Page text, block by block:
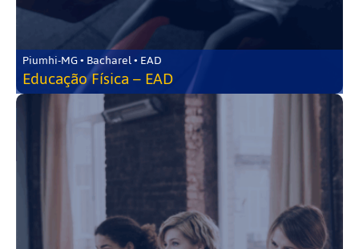
Piumhi-MG • Bacharel • EAD
Educação Física – EAD